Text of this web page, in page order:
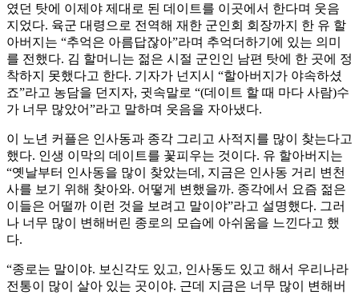
였던 탓에 이제야 제대로 된 데이트를 이곳에서 한다며 웃음
지었다. 육군 대령으로 전역해 재한 군인회 회장까지 한 유 할
아버지는 “추억은 아름답잖아”라며 추억더하기에 있는 의미
를 전했다. 김 할머니는 젊은 시절 군인인 남편 탓에 한 곳에 정
착하지 못했다고 한다. 기자가 넌지시 “할아버지가 야속하셨
죠”라고 농담을 던지자, 귓속말로 “(데이트 할 때 마다 사람)수
가 너무 많았어”라고 말하며 웃음을 자아냈다.
이 노년 커플은 인사동과 종각 그리고 사적지를 많이 찾는다고
했다. 인생 이막의 데이트를 꽃피우는 것이다. 유 할아버지는
“옛날부터 인사동을 많이 찾았는데, 지금은 인사동 거리 변천
사를 보기 위해 찾아와. 어떻게 변했을까. 종각에서 요즘 젊은
이들은 어떨까 이런 것을 보려고 말이야”라고 설명했다. 그러
나 너무 많이 변해버린 종로의 모습에 아쉬움을 느낀다고 했
다.
“종로는 말이야. 보신각도 있고, 인사동도 있고 해서 우리나라
전통이 많이 살아 있는 곳이야. 근데 지금은 너무 많이 변해버